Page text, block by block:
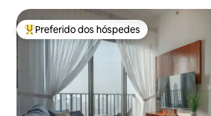
Entre os melhores preferidos dos hóspedes
Preferido dos hóspedes